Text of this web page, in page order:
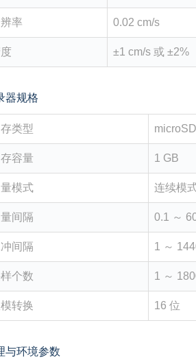
率 0.02 cm/s
±1 cm/s 或 ±2%
器规格
类型
容量 1 GB
模式 连续模
间隔 0.1 ～
间隔 1 ～
个数 1 ～
转换 16 位
与环境参数